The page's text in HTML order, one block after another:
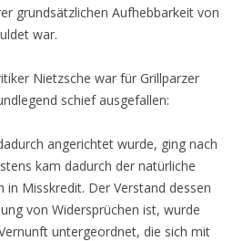
grundsätzlichen Aufhebbarkeit von
war.
Nietzsche war für Grillparzer
schief ausgefallen:
angerichtet wurde, ging nach
kam dadurch der natürliche
in Misskredit. Der Verstand dessen
von Widersprüchen ist, wurde
untergeordnet, die sich mit